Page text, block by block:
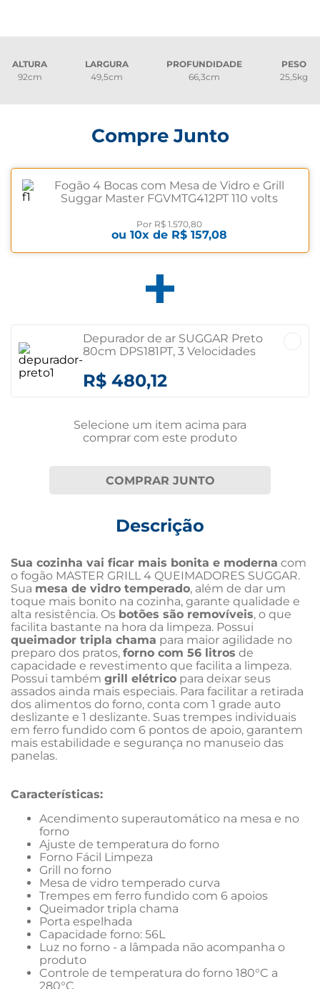
ALTURA
92cm
LARGURA
49,5cm
PROFUNDIDADE
66,3cm
PESO
25,5kg
Compre Junto
Fogão 4 Bocas com Mesa de Vidro e Grill
Suggar Master FGVMTG412PT 110 volts
Por R$ 1.570,80
ou10x de R$ 157,08
Depurador de ar SUGGAR Preto
80cm DPS181PT, 3 Velocidades
R$ 480,12
Selecione um item acima para
comprar com este produto
COMPRAR JUNTO
Descrição
Sua cozinha vai ficar mais bonita e moderna com
o fogão MASTER GRILL 4 QUEIMADORES SUGGAR.
Sua mesa de vidro temperado, além de dar um
toque mais bonito na cozinha, garante qualidade e
alta resistência. Os botões são removíveis, o que
facilita bastante na hora da limpeza. Possui
queimador tripla chama para maior agilidade no
preparo dos pratos, forno com 56 litros de
capacidade e revestimento que facilita a limpeza.
Possui também grill elétrico para deixar seus
assados ainda mais especiais. Para facilitar a retirada
dos alimentos do forno, conta com 1 grade auto
deslizante e 1 deslizante. Suas trempes individuais
em ferro fundido com 6 pontos de apoio, garantem
mais estabilidade e segurança no manuseio das
panelas.
Características:
Acendimento superautomático na mesa e no
forno
Ajuste de temperatura do forno
Forno Fácil Limpeza
Grill no forno
Mesa de vidro temperado curva
Trempes em ferro fundido com 6 apoios
Queimador tripla chama
Porta espelhada
Capacidade forno: 56L
Luz no forno - a lâmpada não acompanha o
produto
Controle de temperatura do forno 180°C a
280°C